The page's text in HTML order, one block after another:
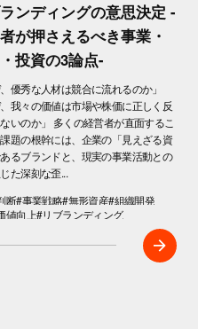
ンディングの意思決定 -
が押さえるべき事業・
投資の3論点-
、優秀な人材は競合に流れるのか」
、我々の価値は市場や株価に正しく反
いのか」 多くの経営者が直面するこ
題の根幹には、企業の「見えざる資
るブランドと、現実の事業活動との
た深刻な歪...
断#事業戦略#無形資産#組織開発
値向上#リブランディング